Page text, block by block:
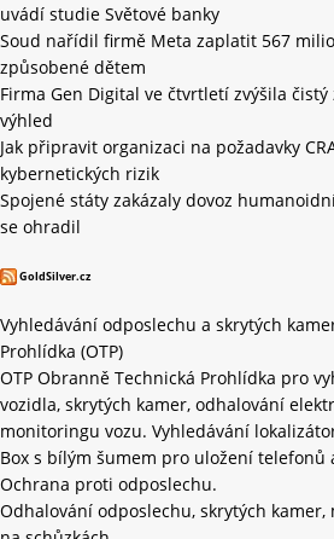
uvádí studie Světové banky
Soud nařídil firmě Meta zaplatit 567
způsobené dětem
Firma Gen Digital ve čtvrtletí zvýšila
výhled
Jak připravit organizaci na požadavky
kybernetických rizik
Spojené státy zakázaly dovoz
se ohradil
GoldSilver.cz
Vyhledávání odposlechu a skrytých
Prohlídka (OTP)
OTP Obranně Technická Prohlídka pro
vozidla, skrytých kamer, odhalování
monitoringu vozu. Vyhledávání
Box s bílým šumem pro uložení telefonů
Ochrana proti odposlechu.
Odhalování odposlechu, skrytých